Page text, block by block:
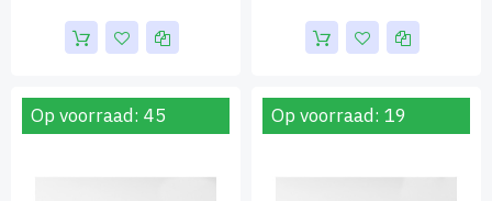
Op voorraad: 45 Op voorraad: 19